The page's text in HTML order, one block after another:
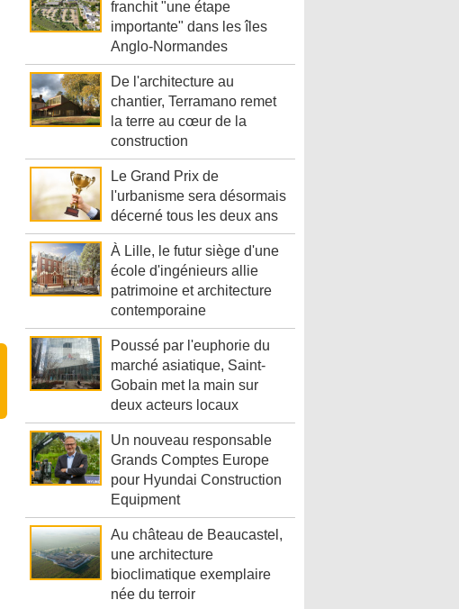
franchit "une étape
importante" dans les îles
Anglo-Normandes
De l'architecture au
chantier, Terramano remet
la terre au cœur de la
construction
Le Grand Prix de
l'urbanisme sera désormais
décerné tous les deux ans
À Lille, le futur siège d'une
école d'ingénieurs allie
patrimoine et architecture
contemporaine
Poussé par l'euphorie du
marché asiatique, Saint-
Gobain met la main sur
deux acteurs locaux
Un nouveau responsable
Grands Comptes Europe
pour Hyundai Construction
Equipment
Au château de Beaucastel,
une architecture
bioclimatique exemplaire
née du terroir